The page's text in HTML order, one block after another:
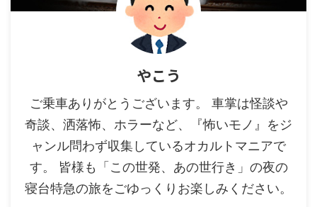
やこう
ご乗車ありがとうございます。 車掌は怪談や
奇談、洒落怖、ホラーなど、『怖いモノ』をジ
ャンル問わず収集しているオカルトマニアで
す。 皆様も「この世発、あの世行き」の夜の
寝台特急の旅をごゆっくりお楽しみください。